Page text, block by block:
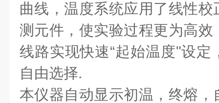
曲线，温度系统应用了线性
测元件，使实验过程更为高
线路实现快速“起始温度"设定
自 由选择.
本仪器自动显示初温，终熔，